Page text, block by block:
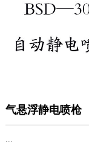
气悬浮静电喷枪
...